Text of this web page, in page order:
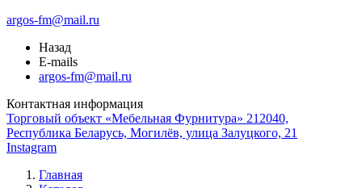
argos-fm@mail.ru
Назад
E-mails
argos-fm@mail.ru
Контактная информация
Торговый объект «Мебельная Фурнитура» 212040,
Республика Беларусь, Могилёв, улица Залуцкого, 21
Instagram
Главная